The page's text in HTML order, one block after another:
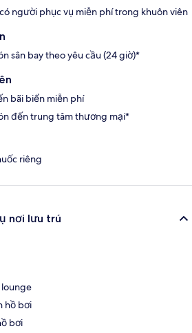
người phục vụ miễn phí trong khuôn viên
sân bay theo yêu cầu (24 giờ)*
bãi biển miễn phí
đến trung tâm thương mại*
riêng
nơi lưu trú
hồ bơi
bơi